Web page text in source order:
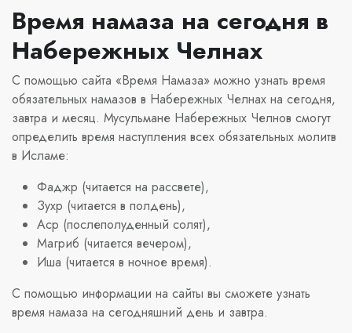
Время намаза на сегодня в
Набережных Челнах
С помощью сайта «Время Намаза» можно узнать время
обязательных намазов в Набережных Челнах на сегодня,
завтра и месяц. Мусульмане Набережных Челнов смогут
определить время наступления всех обязательных молитв
в Исламе:
Фаджр (читается на рассвете),
Зухр (читается в полдень),
Аср (послеполуденный солят),
Магриб (читается вечером),
Иша (читается в ночное время).
С помощью информации на сайты вы сможете узнать
время намаза на сегодняшний день и завтра.